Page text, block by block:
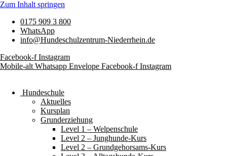
Zum Inhalt springen
0175 909 3 800
WhatsApp
info@Hundeschulzentrum-Niederrhein.de
Facebook-f Instagram
Mobile-alt Whatsapp Envelope Facebook-f Instagram
Hundeschule
Aktuelles
Kursplan
Grunderziehung
Level 1 – Welpenschule
Level 2 – Junghunde-Kurs
Level 2 – Grundgehorsams-Kurs